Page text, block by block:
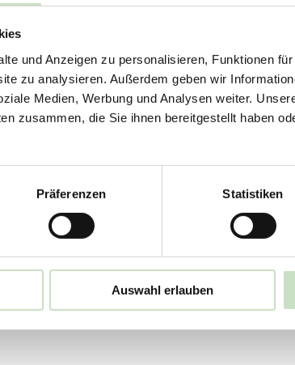
und Anzeigen zu personalisieren, Funktionen
zu analysieren. Außerdem geben wir
Medien, Werbung und Analysen weiter.
zusammen, die Sie ihnen bereitgestellt haben
Präferenzen Statistiken
Auswahl erlauben
sind die Folgen für
Trump hält Unternehmen und
Invest - Balanced. Das sind die Erkenntnisse,